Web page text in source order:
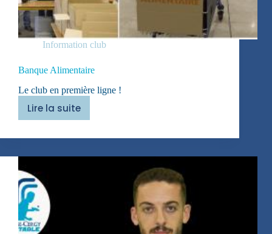
Information club
Banque Alimentaire
Le club en première ligne !
Lire la suite
Banque